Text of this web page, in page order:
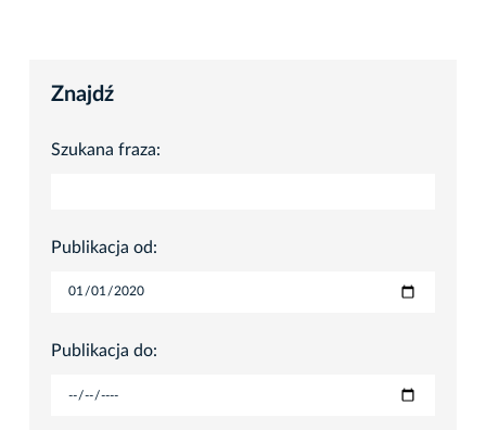
Znajdź
Szukana fraza:
Publikacja od:
Publikacja do: